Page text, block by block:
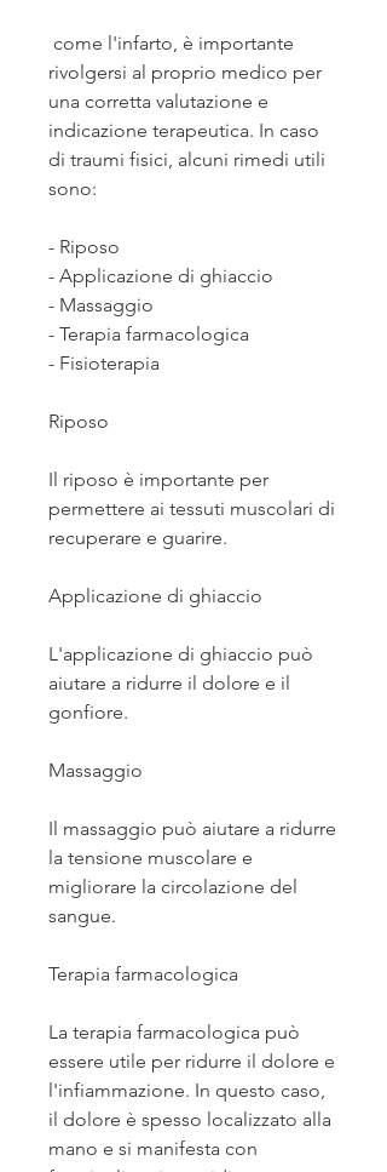
rivolgersi al proprio medico per
una corretta valutazione e
indicazione terapeutica. In caso
di traumi fisici, alcuni rimedi utili
sono:
- Riposo
- Applicazione di ghiaccio
- Massaggio
- Terapia farmacologica
- Fisioterapia
Riposo
Il riposo è importante per
permettere ai tessuti muscolari di
recuperare e guarire.
Applicazione di ghiaccio
L'applicazione di ghiaccio può
aiutare a ridurre il dolore e il
gonfiore.
Massaggio
Il massaggio può aiutare a ridurre
la tensione muscolare e
migliorare la circolazione del
sangue.
Terapia farmacologica
La terapia farmacologica può
essere utile per ridurre il dolore e
l'infiammazione. In questo caso,
il dolore è spesso localizzato alla
mano e si manifesta con